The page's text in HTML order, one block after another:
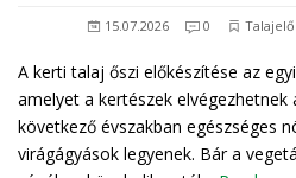
15.07.2026 0
A kerti talaj őszi előkészítése az
amelyet a kertészek elvégezhetnek
következő évszakban egészséges
virágágyások legyenek. Bár a